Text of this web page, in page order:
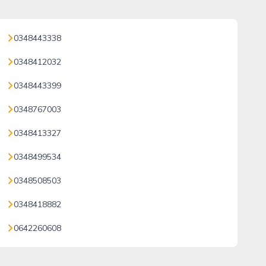
0348443338
0348412032
0348443399
0348767003
0348413327
0348499534
0348508503
0348418882
0642260608